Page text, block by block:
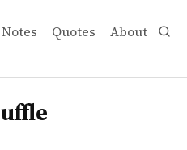
Notes Quotes About